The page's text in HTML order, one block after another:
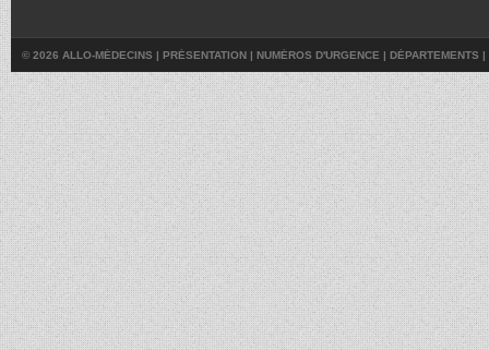
© 2026 ALLO-MÉDECINS | PRÉSENTATION | NUMÉROS D'URGENCE | DÉPARTEMENTS |